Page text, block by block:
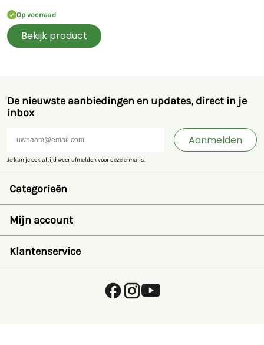
Op voorraad
Bekijk product
De nieuwste aanbiedingen en updates, direct in je
inbox
Aanmelden
Je kan je ook altijd weer afmelden voor deze e-mails.
Categorieën
Bruder
SIKU
Rolly Toys
Britains
Kids Globe
Jamara
Mijn account
Wensenlijst
Wachtwoord herstellen
Account aanmaken
Klantenservice